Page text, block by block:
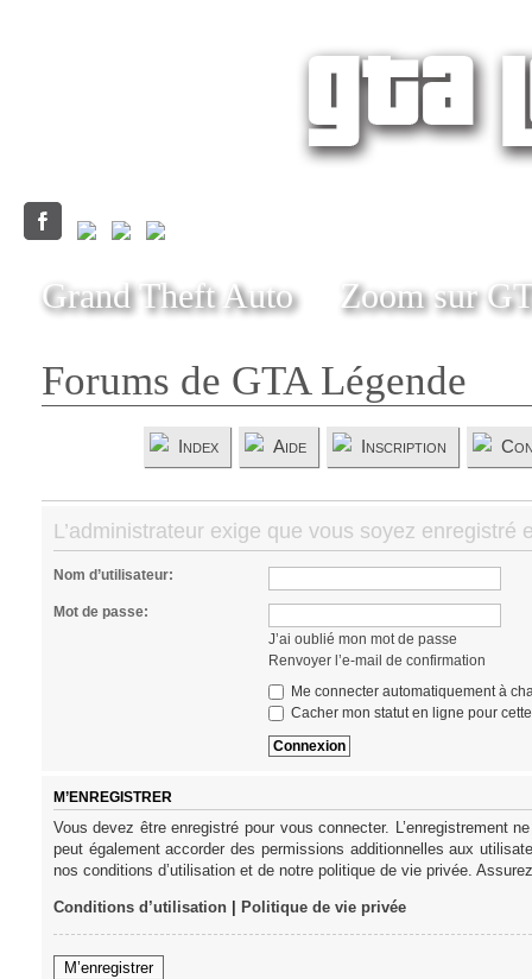
Grand Theft Auto Zoom sur
Forums de GTA Légende
Index Aide Inscription
L’administrateur exige que vous soyez
Nom d’utilisateur:
Mot de passe:
J’ai oublié mon mot de passe
Renvoyer l’e-mail de confirmation
Me connecter automatiquement à
Cacher mon statut en ligne pour
M’ENREGISTRER
Vous devez être enregistré pour vous connecter. L’enregistrement
peut également accorder des permissions additionnelles aux
nos conditions d’utilisation et de notre politique de vie privée.
Conditions d’utilisation| Politique de vie privée
M’enregistrer